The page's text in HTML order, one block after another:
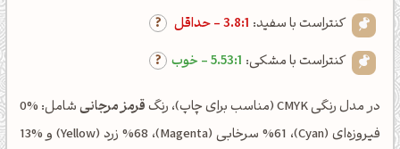
کنتراست با سفید: 3.8:1 - حداقل
کنتراست با مشکی: 5.53:1 - خوب
در مدل رنگی CMYK (مناسب برای چاپ)، رنگ قرمز مرجانی
شامل: %0
فیروزه‌ای (Cyan)، %61 سرخابی (Magenta)، %68 زرد (Yellow) و %13